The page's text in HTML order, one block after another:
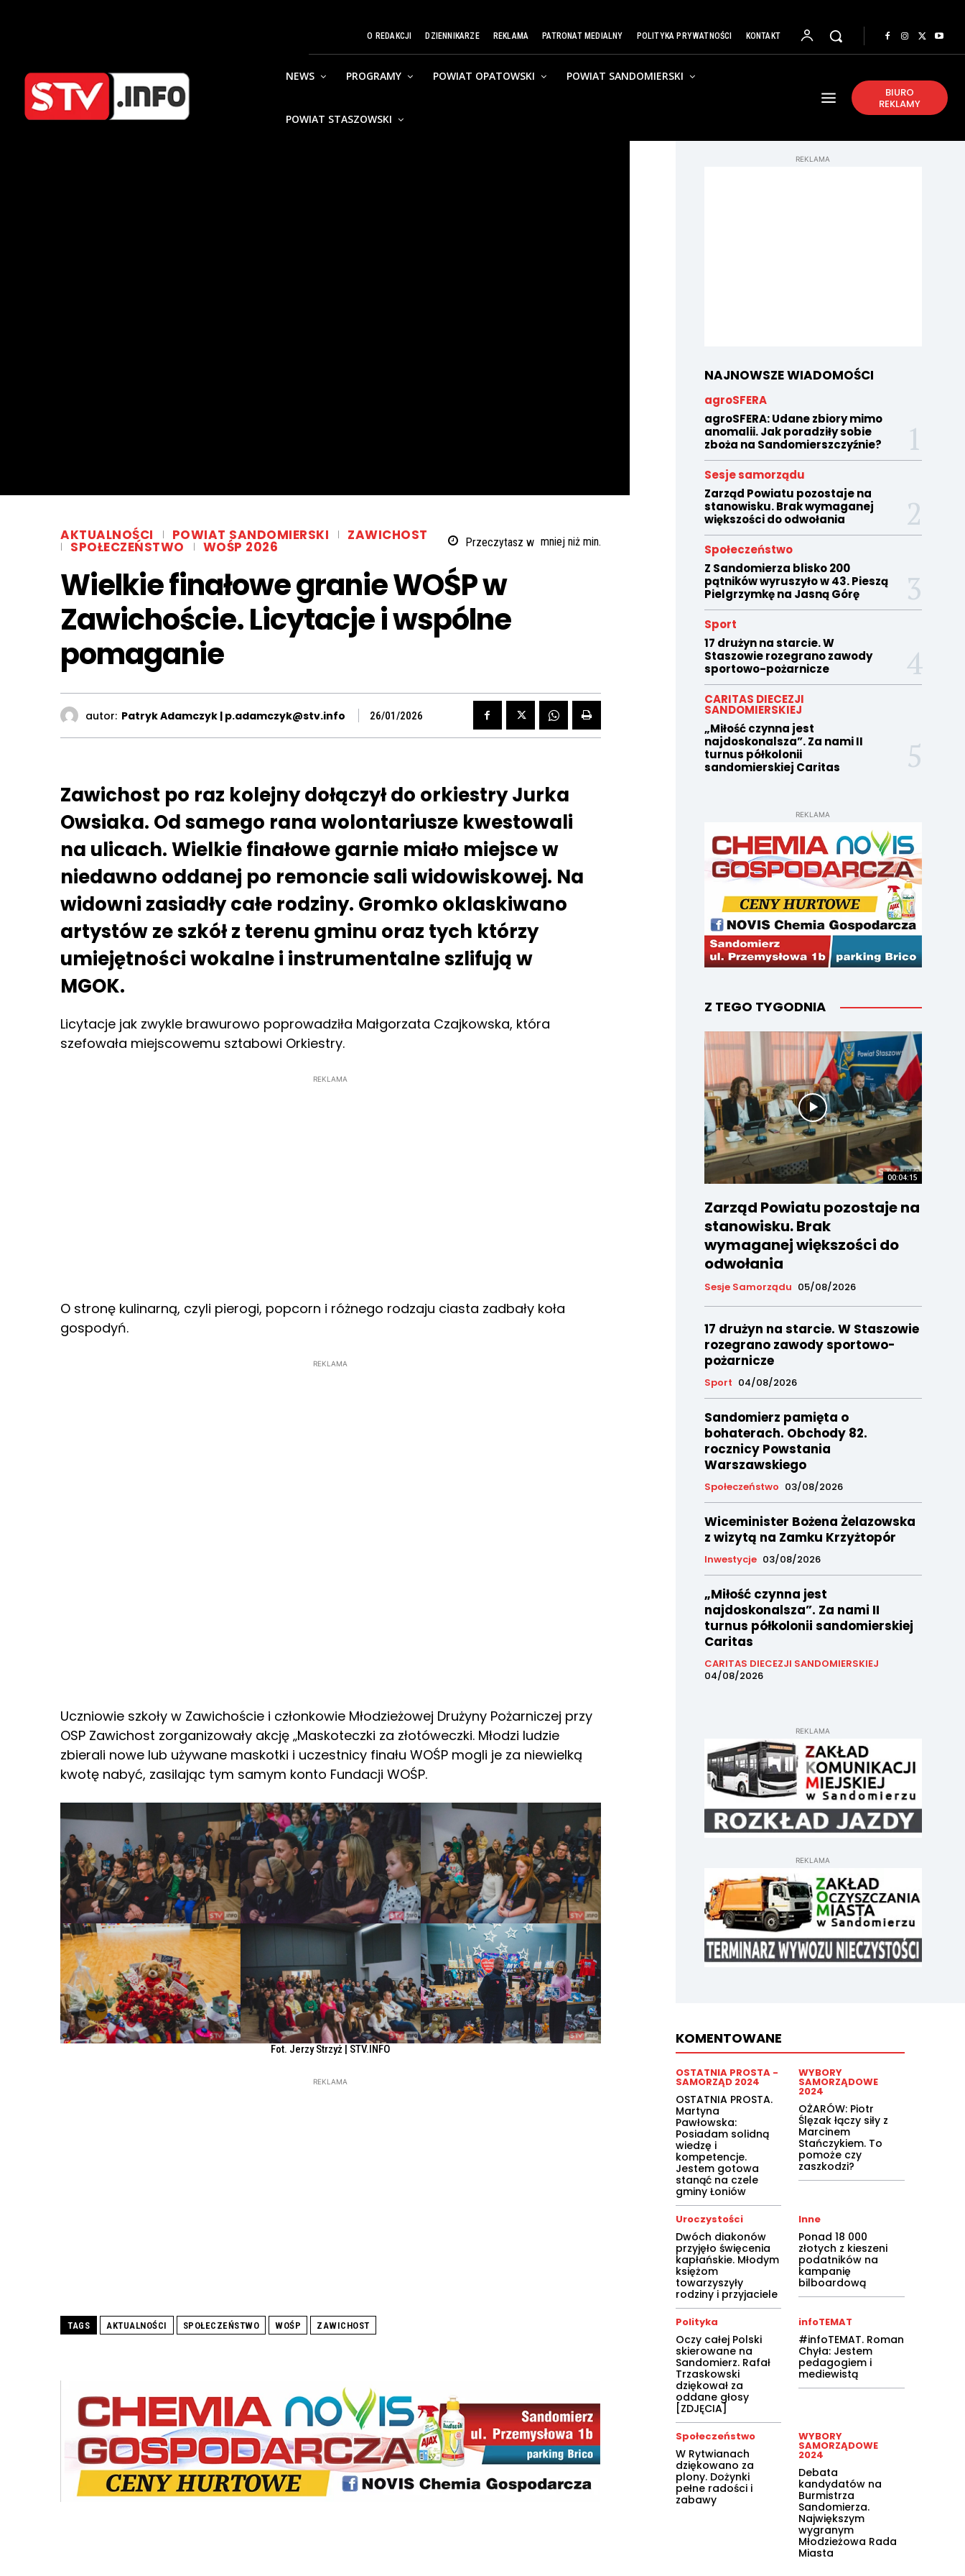
O REDAKCJI DZIENNIKARZE REKLAMA PATRONAT MEDIALNY POLITYKA PRYWATNOŚCI KONTAKT
NEWS PROGRAMY POWIAT OPATOWSKI POWIAT SANDOMIERSKI
POWIAT STASZOWSKI
BIURO
REKLAMY
AKTUALNOŚCI POWIAT SANDOMIERSKI ZAWICHOST
SPOŁECZEŃSTWO WOŚP 2026 Przeczytasz w mniej niżmin.
Wielkie finałowe granie WOŚP w
Zawichoście. Licytacje i wspólne
pomaganie
autor: Patryk Adamczyk | p.adamczyk@stv.info 26/01/2026
Zawichost po raz kolejny dołączył do orkiestry Jurka
Owsiaka. Od samego rana wolontariusze kwestowali
na ulicach. Wielkie finałowe garnie miało miejsce w
niedawno oddanej po remoncie sali widowiskowej. Na
widowni zasiadły całe rodziny. Gromko oklaskiwano
artystów ze szkół z terenu gminu oraz tych którzy
umiejętności wokalne i instrumentalne szlifują w
MGOK.
Licytacje jak zwykle brawurowo poprowadziła Małgorzata Czajkowska, która
szefowała miejscowemu sztabowi Orkiestry.
REKLAMA
O stronę kulinarną, czyli pierogi, popcorn i różnego rodzaju ciasta zadbały koła
gospodyń.
REKLAMA
Uczniowie szkoły w Zawichoście i członkowie Młodzieżowej Drużyny Pożarniczej przy
OSP Zawichost zorganizowały akcję „Maskoteczki za złotóweczki. Młodzi ludzie
zbierali nowe lub używane maskotki i uczestnicy finału WOŚP mogli je za niewielką
kwotę nabyć, zasilając tym samym konto Fundacji WOŚP.
Fot. Jerzy Strzyż | STV.INFO
REKLAMA
TAGS AKTUALNOŚCI SPOŁECZEŃSTWO WOŚP ZAWICHOST
REKLAMA
NAJNOWSZE WIADOMOŚCI
agroSFERA
agroSFERA: Udane zbiory mimo
anomalii. Jak poradziły sobie
zboża na Sandomierszczyźnie?
Sesje samorządu
Zarząd Powiatu pozostaje na
stanowisku. Brak wymaganej
większości do odwołania
Społeczeństwo
Z Sandomierza blisko 200
pątników wyruszyło w 43. Pieszą
Pielgrzymkę na Jasną Górę
Sport
17 drużyn na starcie. W
Staszowie rozegrano zawody
sportowo-pożarnicze
CARITAS DIECEZJI
SANDOMIERSKIEJ
„Miłość czynna jest
najdoskonalsza”. Za nami II
turnus półkolonii
sandomierskiej Caritas
REKLAMA
Z TEGO TYGODNIA
00:04:15
Zarząd Powiatu pozostaje na
stanowisku. Brak
wymaganej większości do
odwołania
Sesje Samorządu 05/08/2026
17 drużyn na starcie. W Staszowie
rozegrano zawody sportowo-
pożarnicze
Sport 04/08/2026
Sandomierz pamięta o
bohaterach. Obchody 82.
rocznicy Powstania
Warszawskiego
Społeczeństwo 03/08/2026
Wiceminister Bożena Żelazowska
z wizytą na Zamku Krzyżtopór
Inwestycje 03/08/2026
„Miłość czynna jest
najdoskonalsza”. Za nami II
turnus półkolonii sandomierskiej
Caritas
CARITAS DIECEZJI SANDOMIERSKIEJ
04/08/2026
REKLAMA
REKLAMA
KOMENTOWANE
OSTATNIA PROSTA -
SAMORZĄD 2024
OSTATNIA PROSTA.
Martyna
Pawłowska:
Posiadam solidną
wiedzę i
kompetencje.
Jestem gotowa
stanąć na czele
gminy Łoniów
WYBORY
SAMORZĄDOWE
2024
OŻARÓW: Piotr
Ślęzak łączy siły z
Marcinem
Stańczykiem. To
pomoże czy
zaszkodzi?
Uroczystości
Dwóch diakonów
przyjęło święcenia
kapłańskie. Młodym
księżom
towarzyszyły
rodziny i przyjaciele
Inne
Ponad 18 000
złotych z kieszeni
podatników na
kampanię
bilboardową
Polityka
Oczy całej Polski
skierowane na
Sandomierz. Rafał
Trzaskowski
dziękował za
oddane głosy
[ZDJĘCIA]
infoTEMAT
#infoTEMAT. Roman
Chyła: Jestem
pedagogiem i
mediewistą
Społeczeństwo
W Rytwianach
dziękowano za
plony. Dożynki
pełne radości i
zabawy
WYBORY
SAMORZĄDOWE
2024
Debata
kandydatów na
Burmistrza
Sandomierza.
Największym
wygranym
Młodzieżowa Rada
Miasta